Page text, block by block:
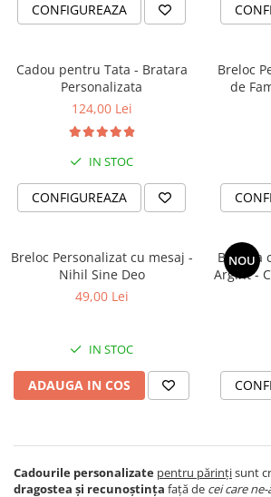
CONFIGUREAZA
Cadou pentru Tata - Bratara
Personalizata
124,00 Lei
IN STOC
CONFIGUREAZA
Breloc
de
Breloc Personalizat cu mesaj -
Nihil Sine Deo
49,00 Lei
IN STOC
ADAUGA IN COS
NOU
Bratara
Cadourile personalizate pentru părințisunt
dragostea și recunoștința față de cei care